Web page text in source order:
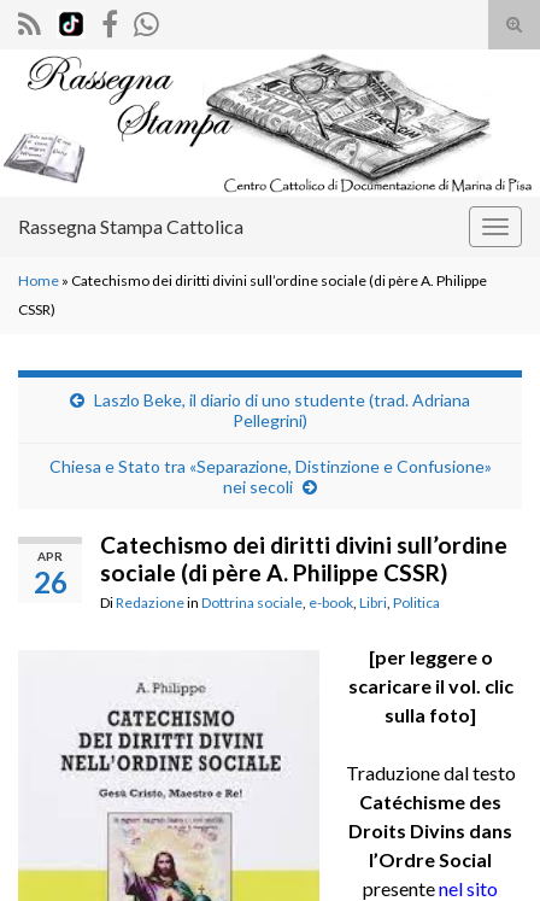
il
Search for:
Rassegna Stampa Cattolica
Home » Catechismo dei diritti divini sull’ordine sociale (di père A. Philippe
CSSR)
Laszlo Beke, il diario di uno studente (trad. Adriana
Pellegrini)
Chiesa e Stato tra «Separazione, Distinzione e Confusione»
nei secoli
APR
26
Catechismo dei diritti divini sull’ordine
sociale (di père A. Philippe CSSR)
DiRedazionein Dottrina sociale e-book Libri Politica
[per leggere o
scaricare il vol. clic
sulla foto]
Traduzione dal testo
Catéchisme des
Droits Divins dans
l’Ordre Social
presentenel sito